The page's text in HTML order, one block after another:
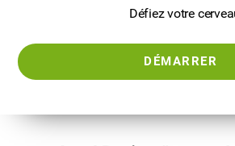
Défiez votre
DÉMARRER